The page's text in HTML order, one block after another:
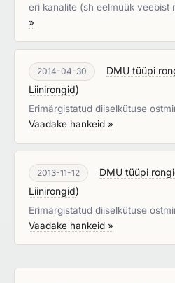
eri kanalite (sh eelmüük veebist
»
2014-04-30 DMU tüüpi
Liinirongid)
Erimärgistatud diiselkütuse
Vaadake hankeid »
2013-11-12 DMU tüüpi
Liinirongid)
Erimärgistatud diiselkütuse
Vaadake hankeid »